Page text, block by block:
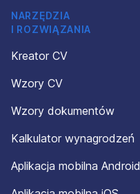
NARZĘDZIA
I ROZWIĄZANIA
Kreator CV
Wzory CV
Wzory dokumentów
Kalkulator wynagrodzeń
Aplikacja mobilna Android